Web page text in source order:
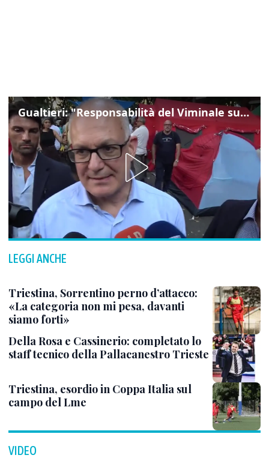
Gualtieri: "Responsabilità del Viminale su Spin Time? La posizione dei partiti è nota"
LEGGI ANCHE
Triestina, Sorrentino perno d’attacco:
«La categoria non mi pesa, davanti
siamo forti»
Della Rosa e Cassinerio: completato lo
staff tecnico della Pallacanestro Trieste
Triestina, esordio in Coppa Italia sul
campo del Lme
VIDEO